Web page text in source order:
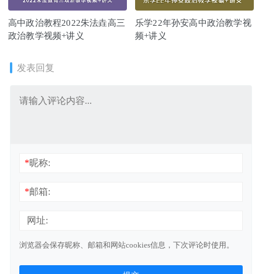
高中政治教程2022朱法垚高三
政治教学视频+讲义
乐学22年孙安高中政治教学视
频+讲义
发表回复
*昵称:
*邮箱:
网址:
浏览器会保存昵称、邮箱和网站cookies信息，下次评论时使用。